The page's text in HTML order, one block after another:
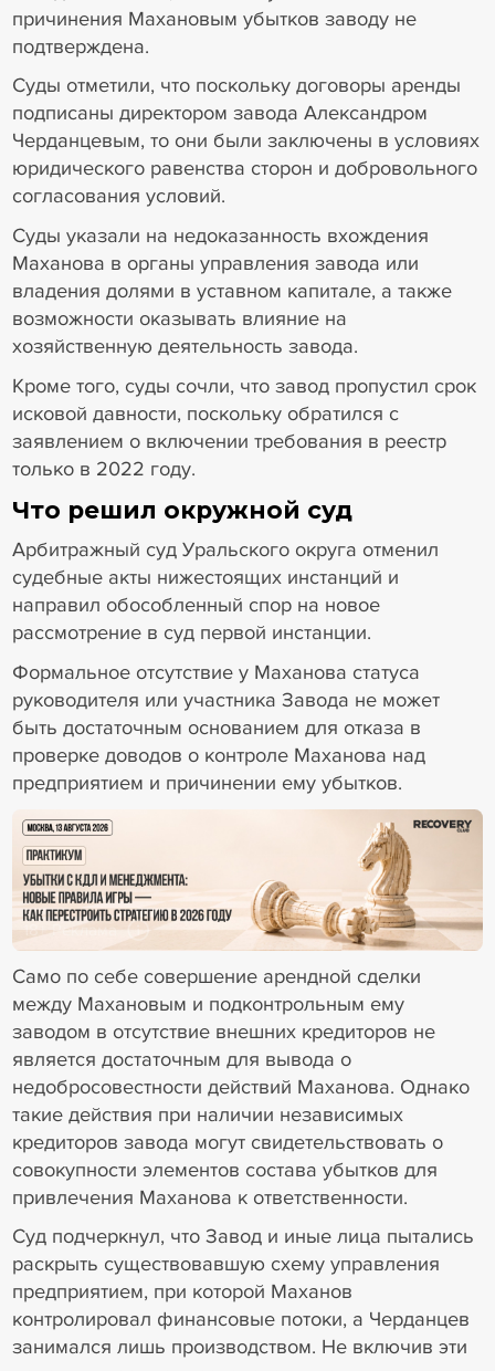
причинения Махановым убытков заводу не
подтверждена.
Суды отметили, что поскольку договоры аренды
подписаны директором завода Александром
Черданцевым, то они были заключены в условиях
юридического равенства сторон и добровольного
согласования условий.
Суды указали на недоказанность вхождения
Маханова в органы управления завода или
владения долями в уставном капитале, а также
возможности оказывать влияние на
хозяйственную деятельность завода.
Кроме того, суды сочли, что завод пропустил срок
исковой давности, поскольку обратился с
заявлением о включении требования в реестр
только в 2022 году.
Что решил окружной суд
Арбитражный суд Уральского округа отменил
судебные акты нижестоящих инстанций и
направил обособленный спор на новое
рассмотрение в суд первой инстанции.
Формальное отсутствие у Маханова статуса
руководителя или участника Завода не может
быть достаточным основанием для отказа в
проверке доводов о контроле Маханова над
предприятием и причинении ему убытков.
18+ Реклама
Само по себе совершение арендной сделки
между Махановым и подконтрольным ему
заводом в отсутствие внешних кредиторов не
является достаточным для вывода о
недобросовестности действий Маханова. Однако
такие действия при наличии независимых
кредиторов завода могут свидетельствовать о
совокупности элементов состава убытков для
привлечения Маханова к ответственности.
Суд подчеркнул, что Завод и иные лица пытались
раскрыть существовавшую схему управления
предприятием, при которой Маханов
контролировал финансовые потоки, а Черданцев
занимался лишь производством. Не включив эти